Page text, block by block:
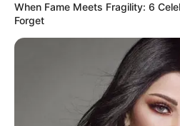
Щоб відправити коментар
When Fame Meets Fragility: 6
Forget